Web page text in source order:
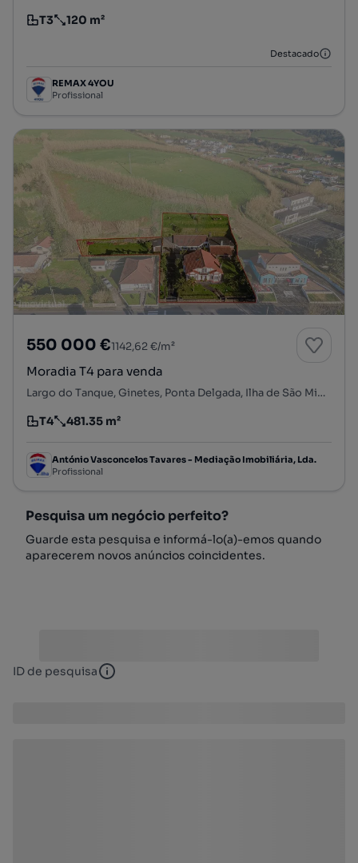
Tipologia
T3
Preço por metro quadrado
120 m²
Destacado
REMAX 4YOU
Profissional
550 000 €1142,62 €/m²
Moradia T4 para venda
Largo do Tanque, Ginetes, Ponta Delgada, Ilha de São Miguel
Tipologia
T4
Preço por metro quadrado
481.35 m²
António Vasconcelos Tavares - Mediação Imobiliária, Lda.
Profissional
Pesquisa um negócio perfeito?
Guarde esta pesquisa e informá-lo(a)-emos quando
aparecerem novos anúncios coincidentes.
ID de pesquisa ID de pesquisa